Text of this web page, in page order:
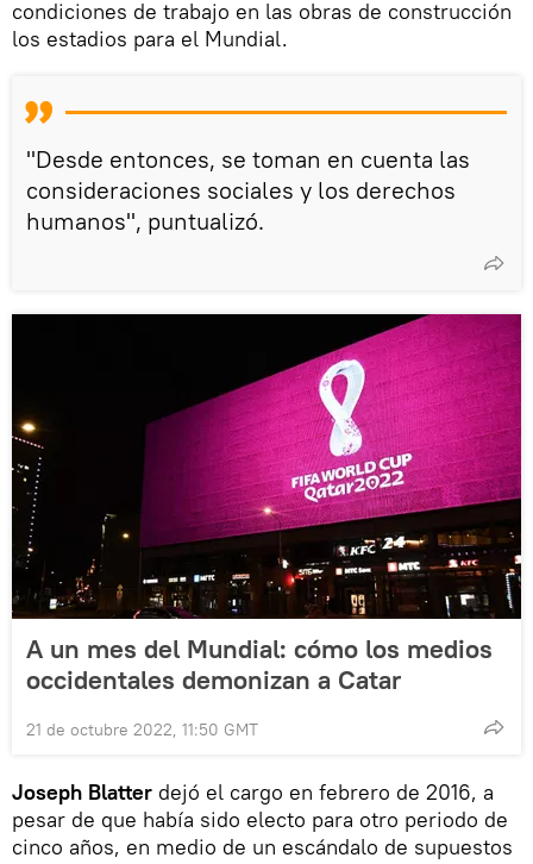
condiciones de trabajo en las obras de construcción
los estadios para el Mundial.
"Desde entonces, se toman en cuenta las
consideraciones sociales y los derechos
humanos", puntualizó.
A un mes del Mundial: cómo los medios
occidentales demonizan a Catar
21 de octubre 2022, 11:50 GMT
Joseph Blatter dejó el cargo en febrero de 2016, a
pesar de que había sido electo para otro periodo de
cinco años, en medio de un escándalo de supuestos